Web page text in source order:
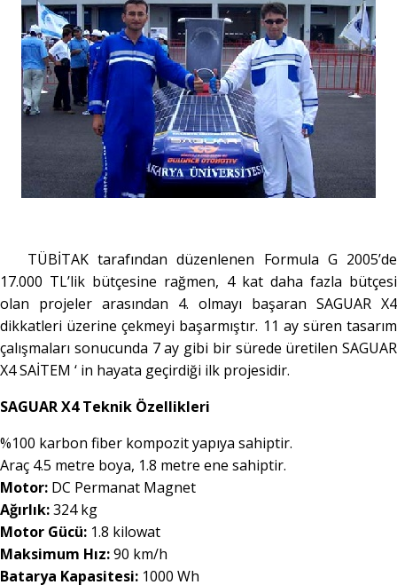
 TÜBİTAK tarafından düzenlenen Formula G 2005’de
17.000 TL’lik bütçesine rağmen, 4 kat daha fazla bütçesi
olan projeler arasından 4. olmayı başaran SAGUAR X4
dikkatleri üzerine çekmeyi başarmıştır. 11 ay süren tasarım
çalışmaları sonucunda 7 ay gibi bir sürede üretilen SAGUAR
X4 SAİTEM ‘ in hayata geçirdiği ilk projesidir.
SAGUAR X4 Teknik Özellikleri
%100 karbon fiber kompozit yapıya sahiptir.
Araç 4.5 metre boya, 1.8 metre ene sahiptir.
Motor: DC Permanat Magnet
Ağırlık:324 kg
Motor Gücü: 1.8 kilowat
Maksimum Hız:90 km/h
Batarya Kapasitesi: 1000 Wh